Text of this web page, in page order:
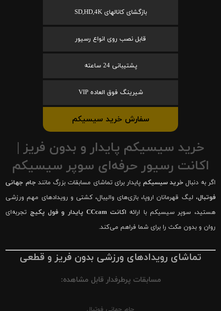
بازگشای کانالهای SD,HD,4K
قابل نصب روی انواع رسیور
پشتیبانی 24 ساعته
شیرینگ فوق العاده VIP
سفارش خرید سیسیکم
خرید سیسیکم پایدار و بدون فریز |
اکانت رسیور حرفه‌ای سوپر سیسیکم
اگر به دنبال خرید سیسیکم پایدار برای تماشای مسابقات بزرگ مانند جام جهانی
فوتبال، لیگ قهرمانان اروپا، بازی‌های والیبال، کشتی و رویدادهای مهم ورزشی
هستید، سوپر سیسیکم با ارائه اکانت CCcam پایدار و فول پکیج
تجربه‌ای
روان و بدون مکث را برای شما فراهم می‌کند.
تماشای رویدادهای ورزشی بدون فریز و قطعی
مسابقات پرطرفدار قابل مشاهده: